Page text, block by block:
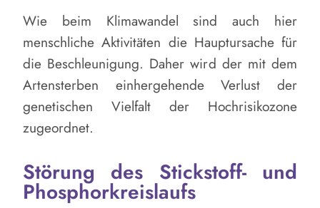
Wie beim Klimawandel sind auch hier
menschliche Aktivitäten die Hauptursache für
die Beschleunigung. Daher wird der mit dem
Artensterben einhergehende Verlust der
genetischen Vielfalt der Hochrisikozone
zugeordnet.
Störung des Stickstoff- und
Phosphorkreislaufs